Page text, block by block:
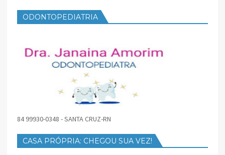
ODONTOPEDIATRIA
84 99930-0348 - SANTA CRUZ-RN
CASA PRÓPRIA: CHEGOU SUA VEZ!